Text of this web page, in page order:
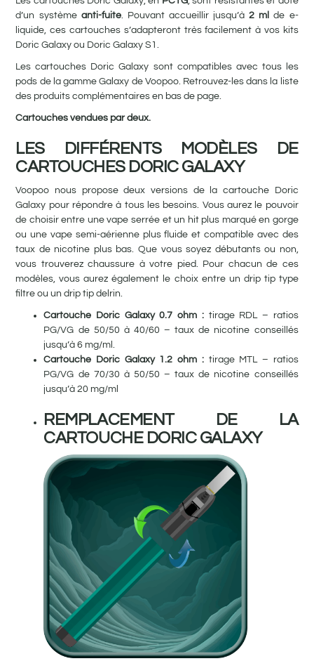
d’un système anti-fuite. Pouvant accueillir jusqu’à2 ml
de e-
liquide, ces cartouches s’adapteront très facilement à vos kits
Doric Galaxy ou Doric Galaxy S1.
Les cartouches Doric Galaxy sont compatibles avec tous les
pods de la gamme Galaxy de Voopoo. Retrouvez-les dans la liste
des produits complémentaires en bas de page.
Cartouches vendues par deux.
LES DIFFÉRENTS MODÈLES DE
CARTOUCHES DORIC GALAXY
Voopoo nous propose deux versions de la cartouche Doric
Galaxy pour répondre à tous les besoins. Vous aurez le pouvoir
de choisir entre une vape serrée et un hit plus marqué en gorge
ou une vape semi-aérienne plus fluide et compatible avec des
taux de nicotine plus bas. Que vous soyez débutants ou non,
vous trouverez chaussure à votre pied. Pour chacun de ces
modèles, vous aurez également le choix entre un drip tip type
filtre ou un drip tip delrin.
Cartouche Doric Galaxy 0.7 ohm :tirage RDL – ratios
PG/VG de 50/50 à 40/60 – taux de nicotine conseillés
jusqu’à 6 mg/ml.
Cartouche Doric Galaxy 1.2 ohm :tirage MTL – ratios
PG/VG de 70/30 à 50/50 – taux de nicotine conseillés
jusqu’à 20 mg/ml
REMPLACEMENT DE LA
CARTOUCHE DORIC GALAXY